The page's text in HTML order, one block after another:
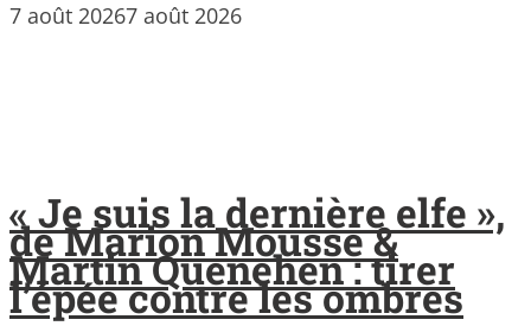
7 août 20267 août 2026
« Je suis la dernière elfe »,
de Marion Mousse &
Martin Quenehen : tirer
l’épée contre les ombres